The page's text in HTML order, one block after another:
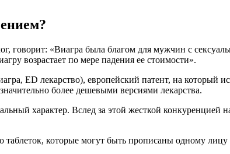
говорит: «Виагра была благом для мужчин с
возрастает по мере падения ее стоимости».
ED лекарство), европейский патент, на который
более дешевыми версиями лекарства.
характер. Вслед за этой жесткой
которые могут быть прописаны одному